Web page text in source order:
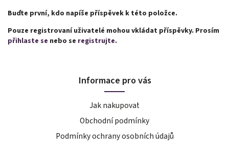
Buďte první, kdo napíše příspěvek k této položce.
Pouze registrovaní uživatelé mohou vkládat příspěvky. Prosím
přihlaste se nebo se registrujte.
Informace pro vás
Jak nakupovat
Obchodní podmínky
Podmínky ochrany osobních údajů